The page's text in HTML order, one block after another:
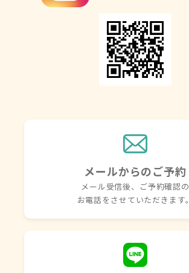
メールからのご予約
メール受信後、ご予約確認の
お電話をさせていただきます。